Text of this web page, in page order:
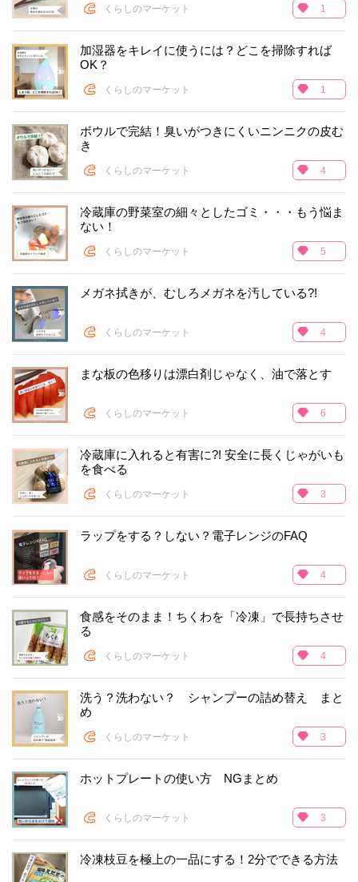
くらしのマーケット 1
加湿器をキレイに使うには？どこを掃除すれば
OK？
くらしのマーケット 1
ボウルで完結！臭いがつきにくいニンニクの皮む
き
くらしのマーケット 4
冷蔵庫の野菜室の細々としたゴミ・・・もう悩ま
ない！
くらしのマーケット 5
メガネ拭きが、むしろメガネを汚している?!
くらしのマーケット 4
まな板の色移りは漂白剤じゃなく、油で落とす
くらしのマーケット 6
冷蔵庫に入れると有害に?! 安全に長くじゃがいも
を食べる
くらしのマーケット 3
ラップをする？しない？電子レンジのFAQ
くらしのマーケット 4
食感をそのまま！ちくわを「冷凍」で長持ちさせ
る
くらしのマーケット 4
洗う？洗わない？ シャンプーの詰め替え まと
め
くらしのマーケット 3
ホットプレートの使い方 NGまとめ
くらしのマーケット 3
冷凍枝豆を極上の一品にする！2分でできる方法